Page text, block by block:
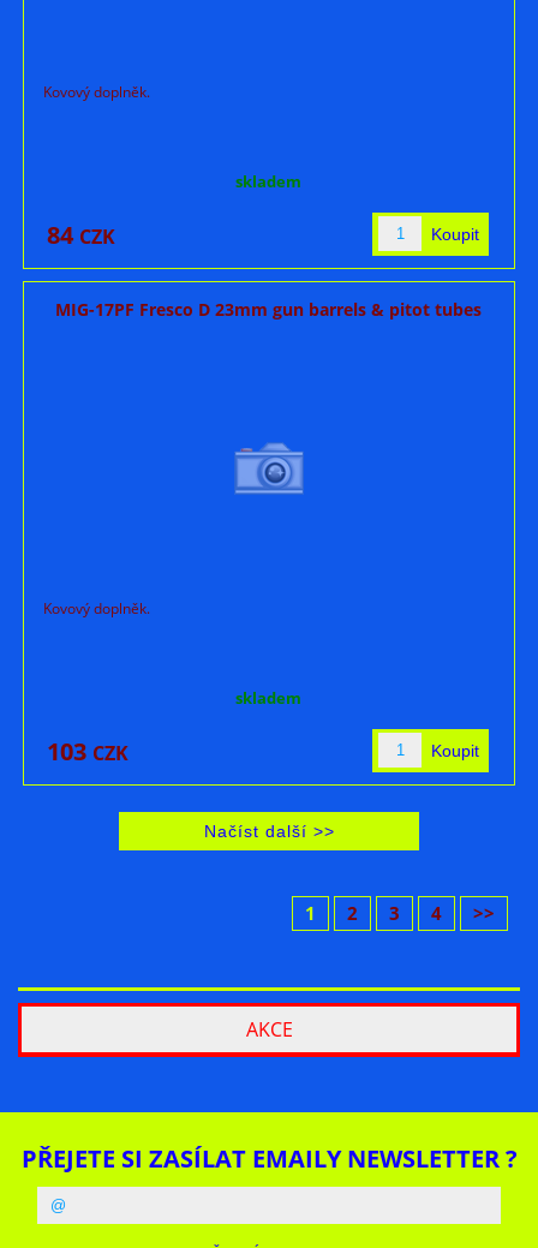
Kovový doplněk.
skladem
84 CZK
MIG-17PF Fresco D 23mm gun barrels & pitot tubes
Kovový doplněk.
skladem
103 CZK
1 2 3 4 >>
AKCE
PŘEJETE SI ZASÍLAT EMAILY NEWSLETTER ?